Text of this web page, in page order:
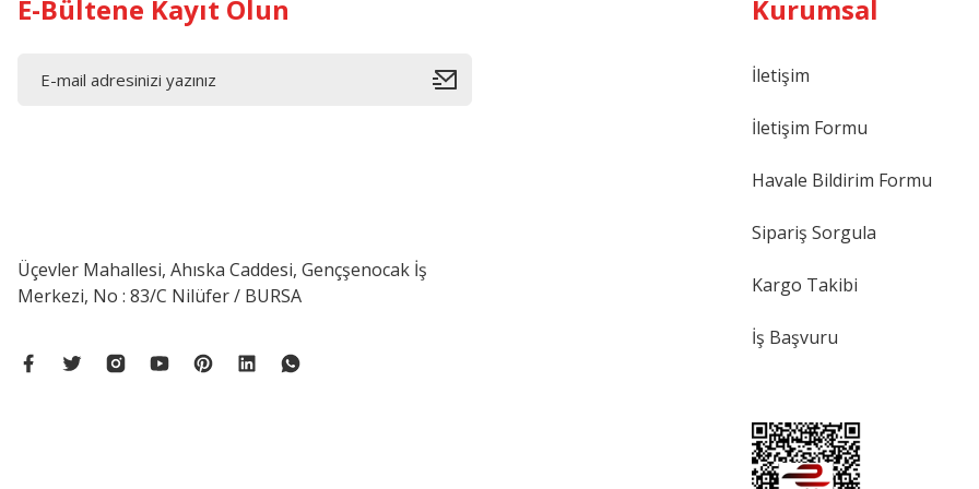
E-Bültene Kayıt Olun
Üçevler Mahallesi, Ahıska Caddesi, Gençşenocak İş
Merkezi, No : 83/C Nilüfer / BURSA
Kurumsal
İletişim
İletişim Formu
Havale Bildirim Formu
Sipariş Sorgula
Kargo Takibi
İş Başvuru